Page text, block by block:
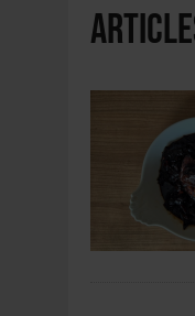
4 AOÛT 2026
3 AOÛT 2026
31 JUILLET
30 JUILLET
5 AOÛT 2026 |